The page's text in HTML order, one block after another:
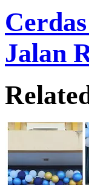
Jalan